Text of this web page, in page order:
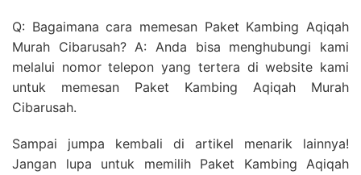
Q: Bagaimana cara memesan Paket Kambing Aqiqah
Murah Cibarusah? A: Anda bisa menghubungi kami
melalui nomor telepon yang tertera di website kami
untuk memesan Paket Kambing Aqiqah Murah
Cibarusah.
Sampai jumpa kembali di artikel menarik lainnya!
Jangan lupa untuk memilih Paket Kambing Aqiqah